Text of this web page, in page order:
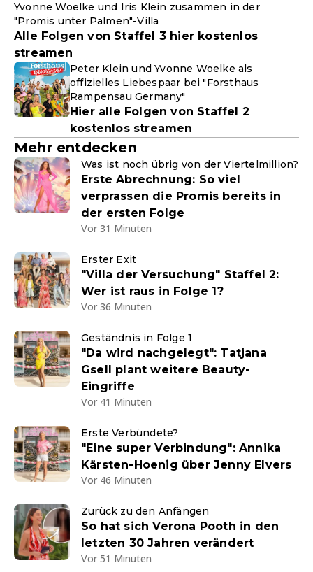
Yvonne Woelke und Iris Klein zusammen in der
"Promis unter Palmen"-Villa
Alle Folgen von Staffel 3 hier kostenlos
streamen
Peter Klein und Yvonne Woelke als
offizielles Liebespaar bei "Forsthaus
Rampensau Germany"
Hier alle Folgen von Staffel 2
kostenlos streamen
Mehr entdecken
Was ist noch übrig von der Viertelmillion?
Erste Abrechnung: So viel
verprassen die Promis bereits in
der ersten Folge
Vor 31 Minuten
Erster Exit
"Villa der Versuchung" Staffel 2:
Wer ist raus in Folge 1?
Vor 36 Minuten
Geständnis in Folge 1
"Da wird nachgelegt": Tatjana
Gsell plant weitere Beauty-
Eingriffe
Vor 41 Minuten
Erste Verbündete?
"Eine super Verbindung": Annika
Kärsten-Hoenig über Jenny Elvers
Vor 46 Minuten
Zurück zu den Anfängen
So hat sich Verona Pooth in den
letzten 30 Jahren verändert
Vor 51 Minuten